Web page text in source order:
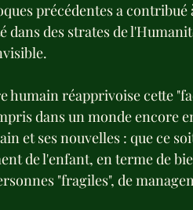
précédentes a
des strates de
réapprivoise cette
dans un monde encore
et ses nouvelles : que ce
de l'enfant, en terme de
"fragiles", de